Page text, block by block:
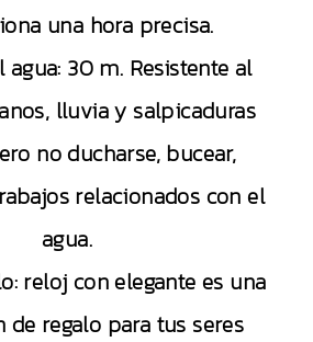
una hora precisa.
agua: 30 m. Resistente al
lluvia y salpicaduras
no ducharse, bucear,
relacionados con el
agua.
reloj con elegante es una
de regalo para tus seres